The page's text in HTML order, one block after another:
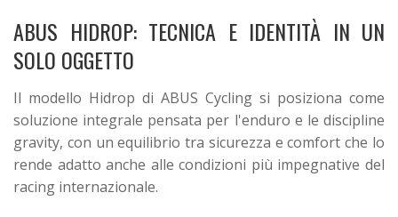
ABUS HIDROP: TECNICA E IDENTITÀ IN UN
SOLO OGGETTO
Il modello Hidrop di ABUS Cycling si posiziona come
soluzione integrale pensata per l'enduro e le discipline
gravity, con un equilibrio tra sicurezza e comfort che lo
rende adatto anche alle condizioni più impegnative del
racing internazionale.